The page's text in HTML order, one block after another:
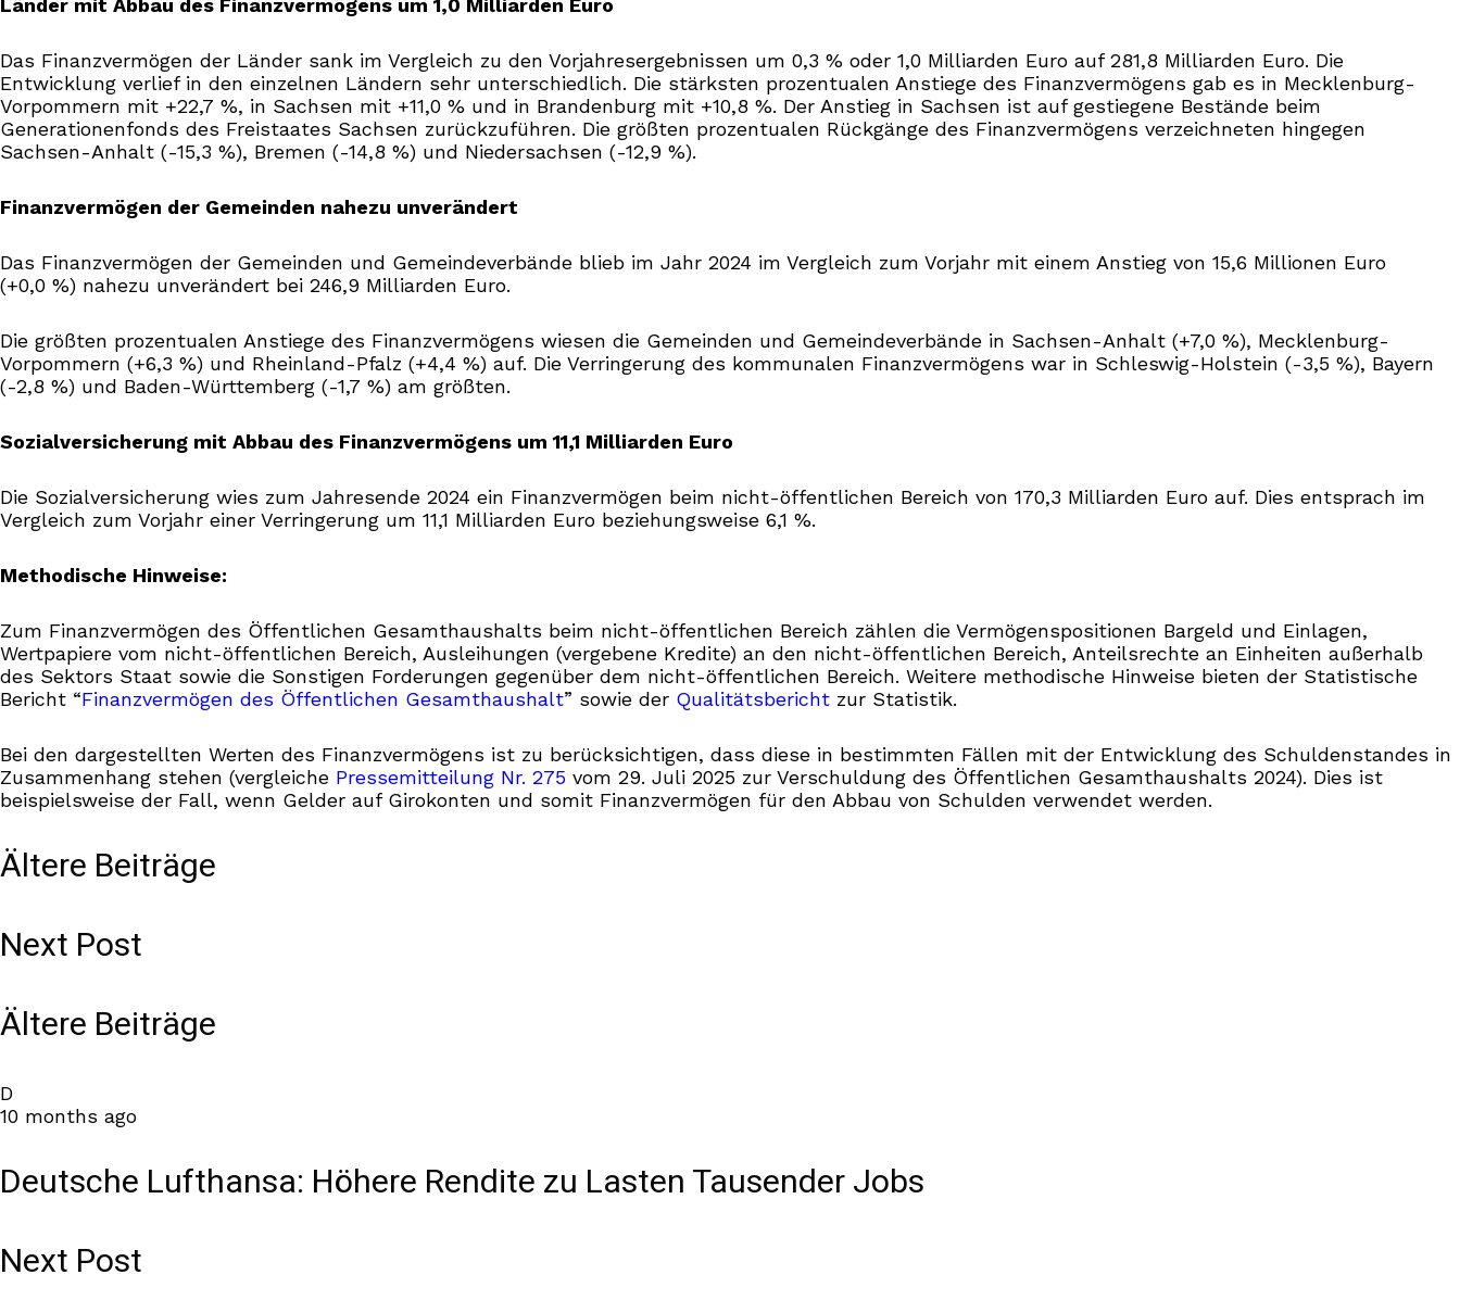
Länder mit Abbau des Finanzvermögens um 1,0 Milliarden Euro
Das Finanzvermögen der Länder sank im Vergleich zu den Vorjahresergebnissen um 0,3 % oder 1,0 Milliarden Euro auf 281,8 Milliarden Euro. Die
Entwicklung verlief in den einzelnen Ländern sehr unterschiedlich. Die stärksten prozentualen Anstiege des Finanzvermögens gab es in Mecklenburg-
Vorpommern mit +22,7 %, in Sachsen mit +11,0 % und in Brandenburg mit +10,8 %. Der Anstieg in Sachsen ist auf gestiegene Bestände beim
Generationenfonds des Freistaates Sachsen zurückzuführen. Die größten prozentualen Rückgänge des Finanzvermögens verzeichneten hingegen
Sachsen-Anhalt (-15,3 %), Bremen (-14,8 %) und Niedersachsen (-12,9 %).
Finanzvermögen der Gemeinden nahezu unverändert
Das Finanzvermögen der Gemeinden und Gemeindeverbände blieb im Jahr 2024 im Vergleich zum Vorjahr mit einem Anstieg von 15,6 Millionen Euro
(+0,0 %) nahezu unverändert bei 246,9 Milliarden Euro.
Die größten prozentualen Anstiege des Finanzvermögens wiesen die Gemeinden und Gemeindeverbände in Sachsen-Anhalt (+7,0 %), Mecklenburg-
Vorpommern (+6,3 %) und Rheinland-Pfalz (+4,4 %) auf. Die Verringerung des kommunalen Finanzvermögens war in Schleswig-Holstein (-3,5 %), Bayern
(-2,8 %) und Baden-Württemberg (-1,7 %) am größten.
Sozialversicherung mit Abbau des Finanzvermögens um 11,1 Milliarden Euro
Die Sozialversicherung wies zum Jahresende 2024 ein Finanzvermögen beim nicht-öffentlichen Bereich von 170,3 Milliarden Euro auf. Dies entsprach im
Vergleich zum Vorjahr einer Verringerung um 11,1 Milliarden Euro beziehungsweise 6,1 %.
Methodische Hinweise:
Zum Finanzvermögen des Öffentlichen Gesamthaushalts beim nicht-öffentlichen Bereich zählen die Vermögenspositionen Bargeld und Einlagen,
Wertpapiere vom nicht-öffentlichen Bereich, Ausleihungen (vergebene Kredite) an den nicht-öffentlichen Bereich, Anteilsrechte an Einheiten außerhalb
des Sektors Staat sowie die Sonstigen Forderungen gegenüber dem nicht-öffentlichen Bereich. Weitere methodische Hinweise bieten der Statistische
Bericht “Finanzvermögen des Öffentlichen Gesamthaushalt” sowie der Qualitätsbericht zur Statistik.
Bei den dargestellten Werten des Finanzvermögens ist zu berücksichtigen, dass diese in bestimmten Fällen mit der Entwicklung des Schuldenstandes in
Zusammenhang stehen (vergleiche Pressemitteilung Nr. 275 vom 29. Juli 2025 zur Verschuldung des Öffentlichen Gesamthaushalts 2024). Dies ist
beispielsweise der Fall, wenn Gelder auf Girokonten und somit Finanzvermögen für den Abbau von Schulden verwendet werden.
Ältere Beiträge
Next Post
Ältere Beiträge
D
10 months ago
Deutsche Lufthansa: Höhere Rendite zu Lasten Tausender Jobs
Next Post